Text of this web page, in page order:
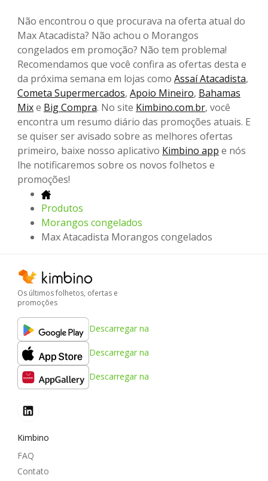
Não encontrou o que procurava na oferta atual do
Max Atacadista? Não achou o Morangos
congelados em promoção? Não tem problema!
Recomendamos que você confira as ofertas desta e
da próxima semana em lojas como Assaí Atacadista,
Cometa Supermercados, Apoio Mineiro, Bahamas
Mixe Big Compra. No site Kimbino.com.br, você
encontra um resumo diário das promoções atuais. E
se quiser ser avisado sobre as melhores ofertas
primeiro, baixe nosso aplicativo Kimbino app e nós
lhe notificaremos sobre os novos folhetos e
promoções!
Produtos
Morangos congelados
Max Atacadista Morangos congelados
Os últimos folhetos, ofertas e
promoções
Descarregar na
Descarregar na
Descarregar na
Kimbino
FAQ
Contato